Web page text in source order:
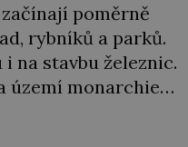
poměrně
rybníků a parků.
na stavbu železnic.
území monarchie